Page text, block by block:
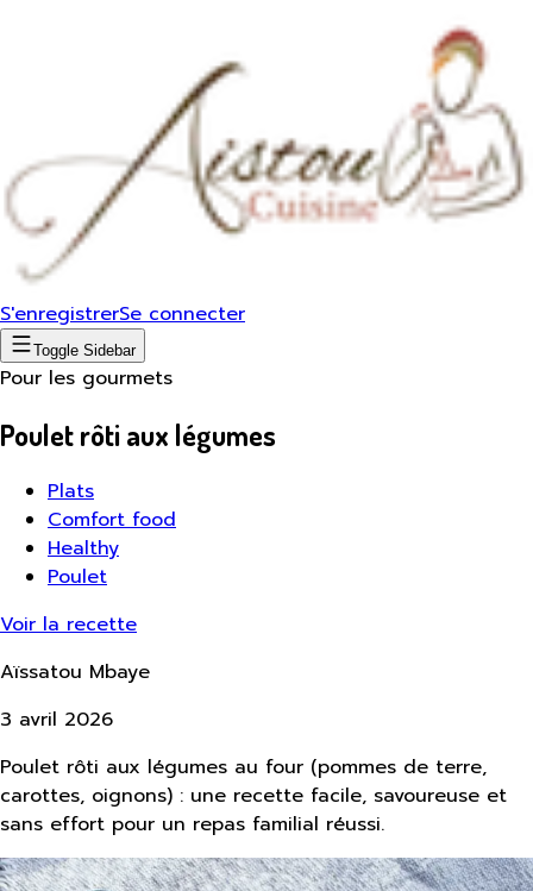
S'enregistrerSe connecter
Toggle Sidebar
Pour les gourmets
Poulet rôti aux légumes
Plats
Comfort food
Healthy
Poulet
Voir la recette
Aïssatou Mbaye
3 avril 2026
Poulet rôti aux légumes au four (pommes de terre,
carottes, oignons) : une recette facile, savoureuse et
sans effort pour un repas familial réussi.